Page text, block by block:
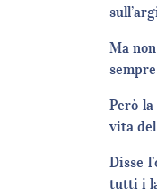
Ma
Però
vita del
Disse
tutti i